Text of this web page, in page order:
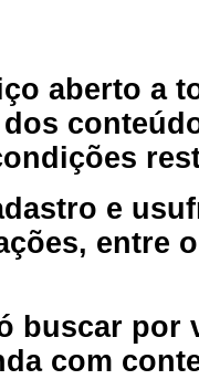
aberto a
e
entre
buscar por
com